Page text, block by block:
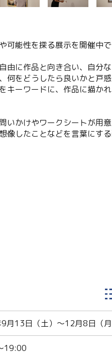
能性を探る展示を開催中で
に作品と向き合い、自分
をどうしたら良いかと戸惑
キーワードに、作品に描か
かけやワークシートが用意
像したことなどを言葉にす
月13日（土）〜12月8日（月
19:00